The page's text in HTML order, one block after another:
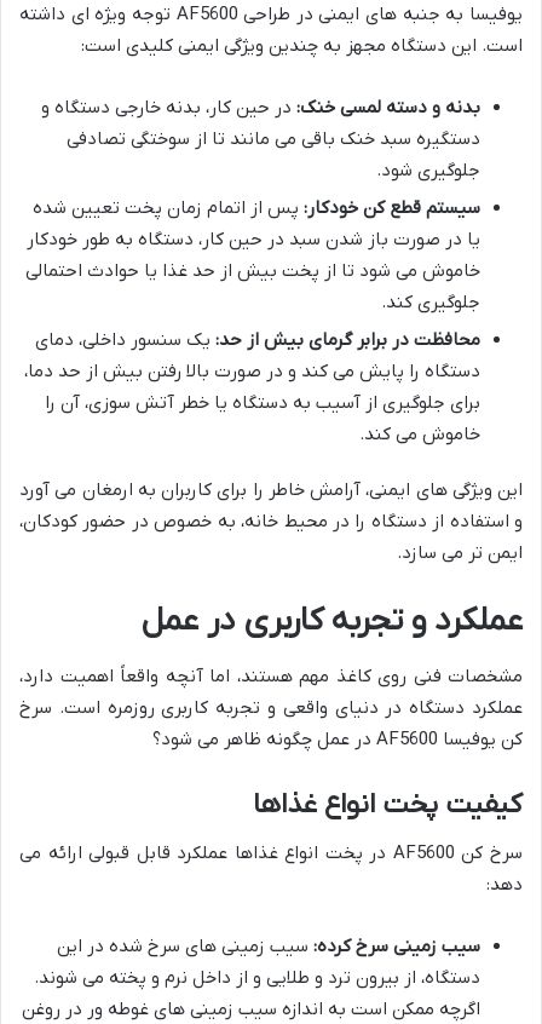
یوفیسا به جنبه های ایمنی در طراحی AF5600 توجه ویژه ای داشته
است. این دستگاه مجهز به چندین ویژگی ایمنی کلیدی است:
بدنه و دسته لمسی خنک: در حین کار، بدنه خارجی دستگاه و
دستگیره سبد خنک باقی می مانند تا از سوختگی تصادفی
جلوگیری شود.
سیستم قطع کن خودکار: پس از اتمام زمان پخت تعیین شده
یا در صورت باز شدن سبد در حین کار، دستگاه به طور خودکار
خاموش می شود تا از پخت بیش از حد غذا یا حوادث احتمالی
جلوگیری کند.
محافظت در برابر گرمای بیش از حد: یک سنسور داخلی، دمای
دستگاه را پایش می کند و در صورت بالا رفتن بیش از حد دما،
برای جلوگیری از آسیب به دستگاه یا خطر آتش سوزی، آن را
خاموش می کند.
این ویژگی های ایمنی، آرامش خاطر را برای کاربران به ارمغان می آورد
و استفاده از دستگاه را در محیط خانه، به خصوص در حضور کودکان،
ایمن تر می سازد.
عملکرد و تجربه کاربری در عمل
مشخصات فنی روی کاغذ مهم هستند، اما آنچه واقعاً اهمیت دارد،
عملکرد دستگاه در دنیای واقعی و تجربه کاربری روزمره است. سرخ
کن یوفیسا AF5600 در عمل چگونه ظاهر می شود؟
کیفیت پخت انواع غذاها
سرخ کن AF5600 در پخت انواع غذاها عملکرد قابل قبولی ارائه می
دهد:
سیب زمینی سرخ کرده: سیب زمینی های سرخ شده در این
دستگاه، از بیرون ترد و طلایی و از داخل نرم و پخته می شوند.
اگرچه ممکن است به اندازه سیب زمینی های غوطه ور در روغن